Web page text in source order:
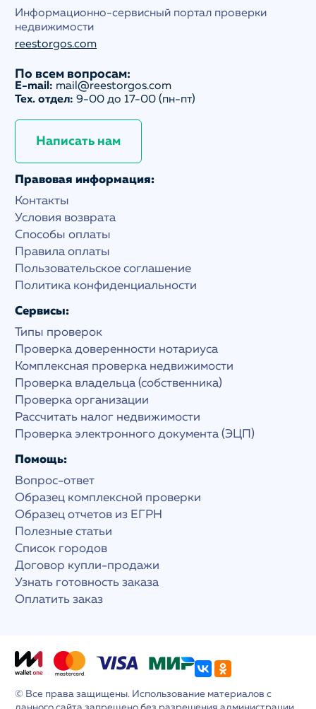
Информационно-сервисный портал проверки
недвижимости
reestorgos.com
По всем вопросам:
E-mail: mail@reestorgos.com
Тех. отдел: 9-00 до 17-00 (пн-пт)
Написать нам
Правовая информация:
Контакты
Условия возврата
Способы оплаты
Правила оплаты
Пользовательское соглашение
Политика конфиденциальности
Сервисы:
Типы проверок
Проверка доверенности нотариуса
Комплексная проверка недвижимости
Проверка владельца (собственника)
Проверка организации
Рассчитать налог недвижимости
Проверка электронного документа (ЭЦП)
Помощь:
Вопрос-ответ
Образец комплексной проверки
Образец отчетов из ЕГРН
Полезные статьи
Список городов
Договор купли-продажи
Узнать готовность заказа
Оплатить заказ
© Все права защищены. Использование материалов с